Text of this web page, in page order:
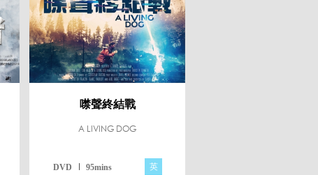
噤聲終結戰
A LIVING DOG
DVD 95mins 英